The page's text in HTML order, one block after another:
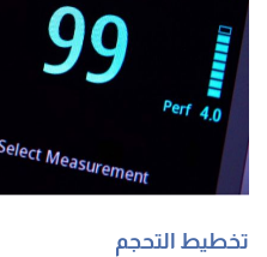
تخطيط التحجم